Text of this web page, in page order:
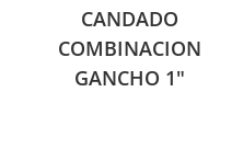
CANDADO
COMBINACION
GANCHO 1″